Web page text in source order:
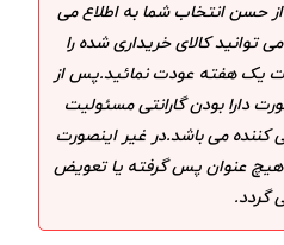
حسن انتخاب شما به اطلاع می
توانید کالای خریداری شده را
یک هفته عودت نمائید.پس از
دارا بودن گارانتی مسئولیت
کننده می باشد.در غیر اینصورت
هیچ عنوان پس گرفته یا تعویض
گردد.